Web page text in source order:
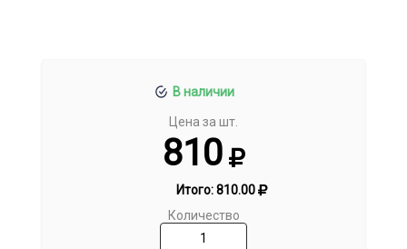
В наличии
Цена за шт.
810
Итого:810.00
Количество